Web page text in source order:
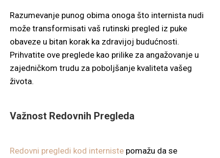
Razumevanje punog obima onoga što internista nudi
može transformisati vaš rutinski pregled iz puke
obaveze u bitan korak ka zdravijoj budućnosti.
Prihvatite ove preglede kao prilike za angažovanje u
zajedničkom trudu za poboljšanje kvaliteta vašeg
života.
Važnost Redovnih Pregleda
Redovni pregledi kod interniste pomažu da se